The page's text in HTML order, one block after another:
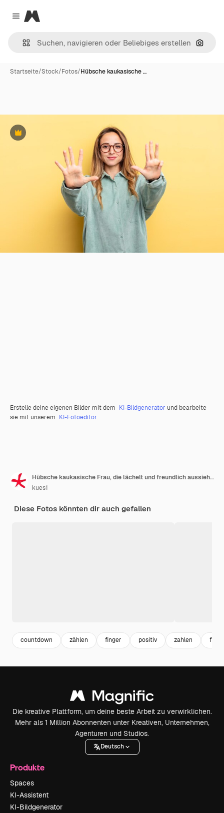
Close menu
Magnific
Nach
Startseite/Stock/Fotos/Hübsche kaukasische …
Premium
Erstelle deine eigenen Bilder mit dem KI-Bildgenerator und bearbeite
sie mit unserem KI-Fotoeditor.
Hübsche kaukasische Frau, die lächelt und freundlich aussieht und die Nummer neun oder neun zeigt, während die Hand nach unten zählt
kues1
Diese Fotos könnten dir auch gefallen
countdown zählen finger positiv zahlen
Die kreative Plattform, um deine beste Arbeit zu verwirklichen.
Mehr als 1 Million Abonnenten unter Kreativen, Unternehmen,
Agenturen und Studios.
Deutsch
Produkte
Spaces
KI-Assistent
KI-Bildgenerator